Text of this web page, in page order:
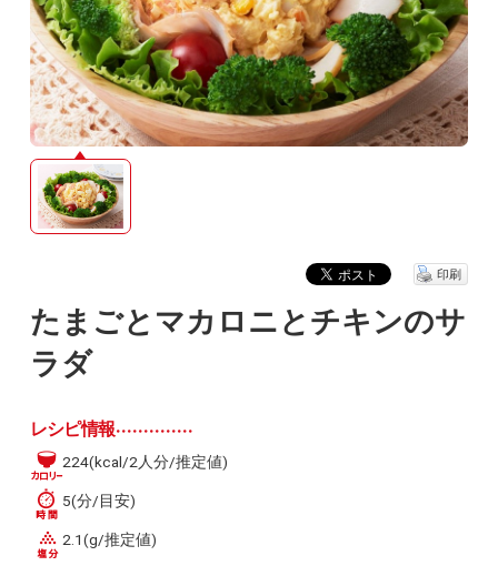
たまごとマカロニとチキンのサ
ラダ
印刷
レシピ情報
224(kcal/2人分/推定値)
5(分/目安)
2.1(g/推定値)